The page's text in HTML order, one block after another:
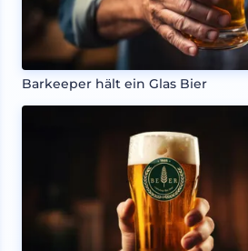
Barkeeper hält ein Glas Bier